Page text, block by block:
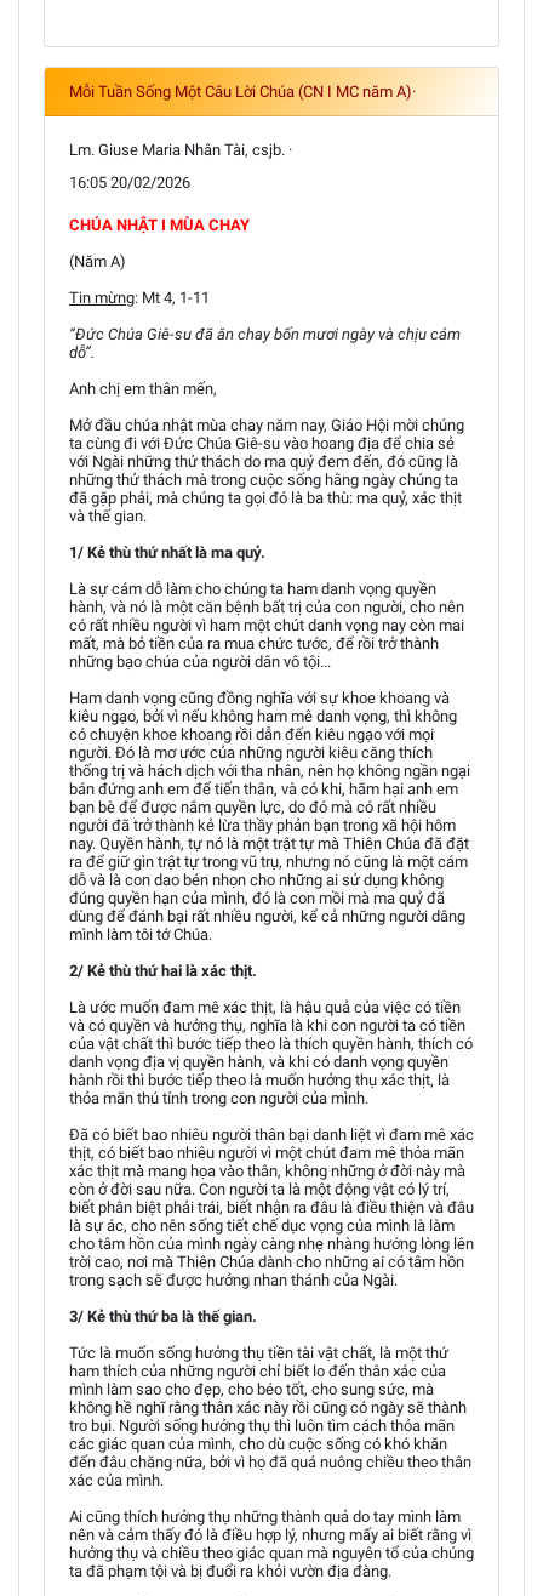
Mỗi Tuần Sống Một Câu Lời Chúa (CN I MC năm A)·
Lm. Giuse Maria Nhân Tài, csjb. ·
16:05 20/02/2026
CHÚA NHẬT I MÙA CHAY
(Năm A)
Tin mừng: Mt 4, 1-11
“Đức Chúa Giê-su đã ăn chay bốn mươi ngày và chịu cám
dỗ”.
Anh chị em thân mến,
Mở đầu chúa nhật mùa chay năm nay, Giáo Hội mời chúng
ta cùng đi với Đức Chúa Giê-su vào hoang địa để chia sẻ
với Ngài những thử thách do ma quỷ đem đến, đó cũng là
những thử thách mà trong cuộc sống hằng ngày chúng ta
đã gặp phải, mà chúng ta gọi đó là ba thù: ma quỷ, xác thịt
và thế gian.
1/ Kẻ thù thứ nhất là ma quỷ.
Là sự cám dỗ làm cho chúng ta ham danh vọng quyền
hành, và nó là một căn bệnh bất trị của con người, cho nên
có rất nhiều người vì ham một chút danh vọng nay còn mai
mất, mà bỏ tiền của ra mua chức tước, để rồi trở thành
những bạo chúa của người dân vô tội...
Ham danh vọng cũng đồng nghĩa với sự khoe khoang và
kiêu ngạo, bởi vì nếu không ham mê danh vọng, thì không
có chuyện khoe khoang rồi dẫn đến kiêu ngạo với mọi
người. Đó là mơ ước của những người kiêu căng thích
thống trị và hách dịch với tha nhân, nên họ không ngần ngại
bán đứng anh em để tiến thân, và có khi, hãm hại anh em
bạn bè để được nắm quyền lực, do đó mà có rất nhiều
người đã trở thành kẻ lừa thầy phản bạn trong xã hội hôm
nay. Quyền hành, tự nó là một trật tự mà Thiên Chúa đã đặt
ra để giữ gìn trật tự trong vũ trụ, nhưng nó cũng là một cám
dỗ và là con dao bén nhọn cho những ai sử dụng không
đúng quyền hạn của mình, đó là con mồi mà ma quỷ đã
dùng để đánh bại rất nhiều người, kể cả những người dâng
mình làm tôi tớ Chúa.
2/ Kẻ thù thứ hai là xác thịt.
Là ước muốn đam mê xác thịt, là hậu quả của việc có tiền
và có quyền và hưởng thụ, nghĩa là khi con người ta có tiền
của vật chất thì bước tiếp theo là thích quyền hành, thích có
danh vọng địa vị quyền hành, và khi có danh vọng quyền
hành rồi thì bước tiếp theo là muốn hưởng thụ xác thịt, là
thỏa mãn thú tính trong con người của mình.
Đã có biết bao nhiêu người thân bại danh liệt vì đam mê xác
thịt, có biết bao nhiêu người vì một chút đam mê thỏa mãn
xác thịt mà mang họa vào thân, không những ở đời này mà
còn ở đời sau nữa. Con người ta là một động vật có lý trí,
biết phân biệt phải trái, biết nhận ra đâu là điều thiện và đâu
là sự ác, cho nên sống tiết chế dục vọng của mình là làm
cho tâm hồn của mình ngày càng nhẹ nhàng hướng lòng lên
trời cao, nơi mà Thiên Chúa dành cho những ai có tâm hồn
trong sạch sẽ được hưởng nhan thánh của Ngài.
3/ Kẻ thù thứ ba là thế gian.
Tức là muốn sống hưởng thụ tiền tài vật chất, là một thứ
ham thích của những người chỉ biết lo đến thân xác của
mình làm sao cho đẹp, cho béo tốt, cho sung sức, mà
không hề nghĩ rằng thân xác này rồi cũng có ngày sẽ thành
tro bụi. Người sống hưởng thụ thì luôn tìm cách thỏa mãn
các giác quan của mình, cho dù cuộc sống có khó khăn
đến đâu chăng nữa, bởi vì họ đã quá nuông chiều theo thân
xác của mình.
Ai cũng thích hưởng thụ những thành quả do tay mình làm
nên và cảm thấy đó là điều hợp lý, nhưng mấy ai biết rằng vì
hưởng thụ và chiều theo giác quan mà nguyên tổ của chúng
ta đã phạm tội và bị đuổi ra khỏi vườn địa đàng.